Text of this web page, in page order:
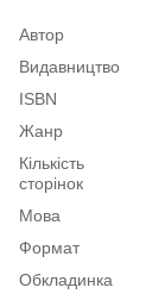
Автор
Видавництво
ISBN
Жанр
Кількість
сторінок
Мова
Формат
Обкладинка